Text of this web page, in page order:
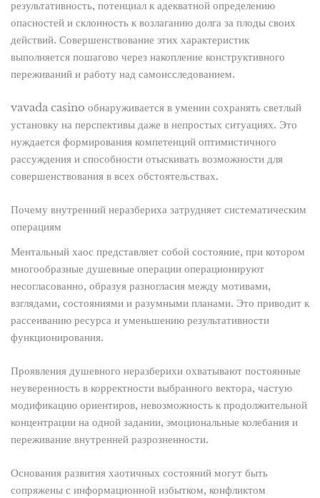
результативность, потенциал к адекватной определению
опасностей и склонность к возлаганию долга за плоды своих
действий. Совершенствование этих характеристик
выполняется пошагово через накопление конструктивного
переживаний и работу над самоисследованием.
vavada casino обнаруживается в умении сохранять светлый
установку на перспективы даже в непростых ситуациях. Это
нуждается формирования компетенций оптимистичного
рассуждения и способности отыскивать возможности для
совершенствования в всех обстоятельствах.
Почему внутренний неразбериха затрудняет систематическим
операциям
Ментальный хаос представляет собой состояние, при котором
многообразные душевные операции операционируют
несогласованно, образуя разногласия между мотивами,
взглядами, состояниями и разумными планами. Это приводит к
рассеиванию ресурса и уменьшению результативности
функционирования.
Проявления душевного неразберихи охватывают постоянные
неуверенность в корректности выбранного вектора, частую
модификацию ориентиров, невозможность к продолжительной
концентрации на одной задании, эмоциональные колебания и
переживание внутренней разрозненности.
Основания развития хаотичных состояний могут быть
сопряжены с информационной избытком, конфликтом